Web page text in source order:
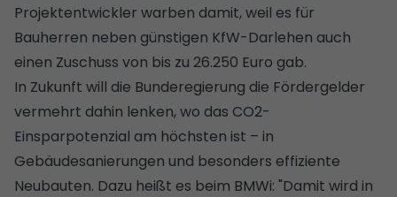
Projektentwickler warben damit, weil es für
Bauherren neben günstigen KfW-Darlehen auch
einen Zuschuss von bis zu 26.250 Euro gab.
In Zukunft will die Bunderegierung die Fördergelder
vermehrt dahin lenken, wo das CO2-
Einsparpotenzial am höchsten ist – in
Gebäudesanierungen und besonders effiziente
Neubauten. Dazu heißt es beim BMWi: "Damit wird in